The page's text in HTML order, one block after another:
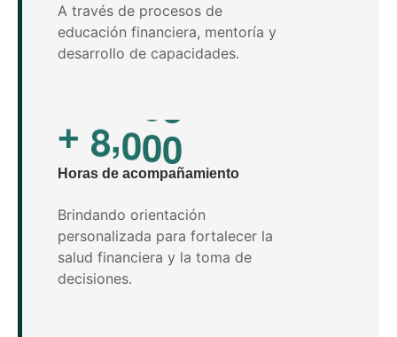
A través de procesos de
educación financiera, mentoría y
desarrollo de capacidades.
+ 8,000
Horas de acompañamiento
Brindando orientación
personalizada para fortalecer la
salud financiera y la toma de
decisiones.